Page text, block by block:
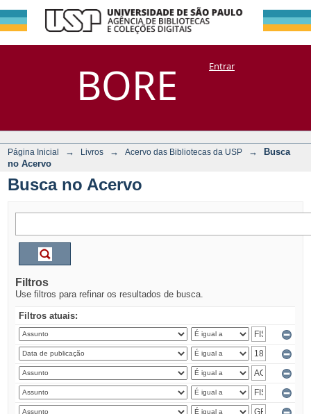
BORE
Busca no Acervo
DSpace/Manakin + CoriscoEntrar
Página Inicial → Livros → Acervo das Bibliotecas da USP →
Busca
no Acervo
Busca no Acervo
Filtros
Use filtros para refinar os resultados de busca.
Filtros atuais: